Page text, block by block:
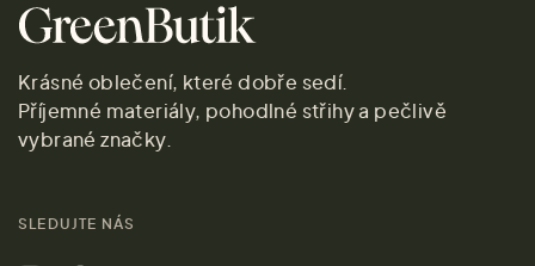
Krásné oblečení, které dobře sedí.
Příjemné materiály, pohodlné střihy a pečlivě
vybrané značky.
SLEDUJTE NÁS